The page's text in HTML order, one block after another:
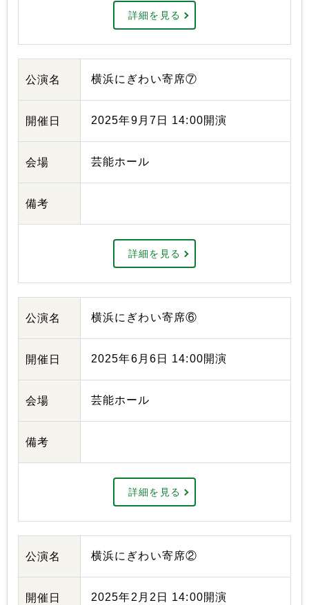
詳細を見る
公演名 横浜にぎわい寄席⑦
開催日 2025年9月7日 14:00開演
会場 芸能ホール
備考
詳細を見る
公演名 横浜にぎわい寄席⑥
開催日 2025年6月6日 14:00開演
会場 芸能ホール
備考
詳細を見る
公演名 横浜にぎわい寄席②
開催日 2025年2月2日 14:00開演